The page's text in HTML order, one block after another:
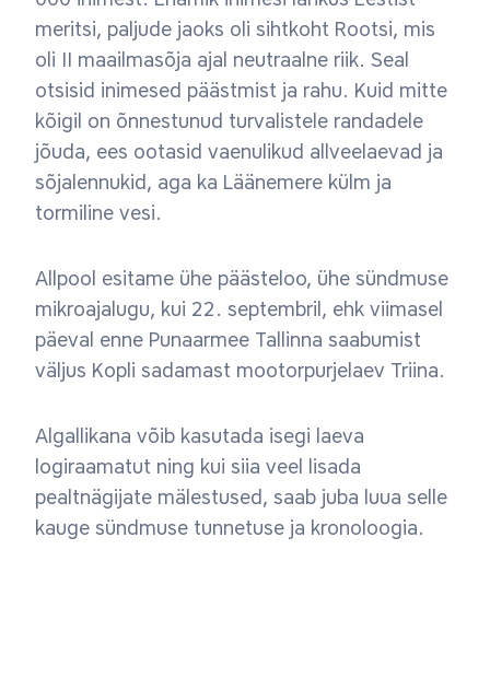
meritsi, paljude jaoks oli sihtkoht Rootsi, mis
oli II maailmasõja ajal neutraalne riik. Seal
otsisid inimesed päästmist ja rahu. Kuid mitte
kõigil on õnnestunud turvalistele randadele
jõuda, ees ootasid vaenulikud allveelaevad ja
sõjalennukid, aga ka Läänemere külm ja
tormiline vesi.
Allpool esitame ühe päästeloo, ühe sündmuse
mikroajalugu, kui 22. septembril, ehk viimasel
päeval enne Punaarmee Tallinna saabumist
väljus Kopli sadamast mootorpurjelaev Triina.
Algallikana võib kasutada isegi laeva
logiraamatut ning kui siia veel lisada
pealtnägijate mälestused, saab juba luua selle
kauge sündmuse tunnetuse ja kronoloogia.